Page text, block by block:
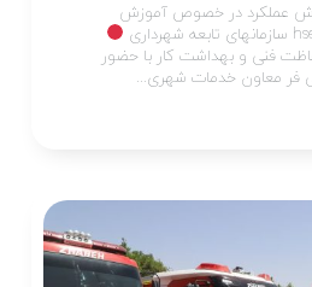
عملکرد در خصوص آموزش
فنی و بهداشت کار با حضور
فر معاون خدمات شهری...